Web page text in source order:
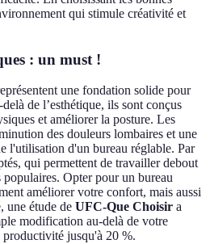
qui stimule créativité et
: un must !
une fondation solide pour
de l’esthétique, ils sont conçus
et améliorer la posture. Les
des douleurs lombaires et une
l'utilisation d'un bureau réglable. Par
qui permettent de travailler debout
populaires. Opter pour un bureau
améliorer votre confort, mais aussi
une étude de UFC-Que Choisir a
modification au-delà de votre
jusqu'à 20 %.